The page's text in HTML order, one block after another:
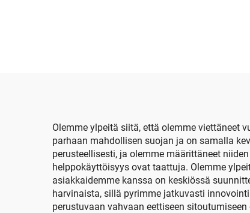
Olemme ylpeitä siitä, että olemme viettäneet
parhaan mahdollisen suojan ja on samalla
perusteellisesti, ja olemme määrittäneet
helppokäyttöisyys ovat taattuja. Olemme
asiakkaidemme kanssa on keskiössä
harvinaista, sillä pyrimme jatkuvasti
perustuvaan vahvaan eettiseen